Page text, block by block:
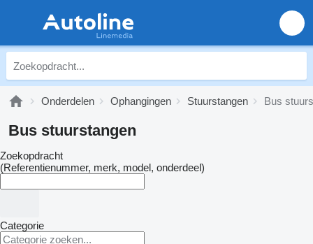
Onderdelen Ophangingen Stuurstangen Bus
Bus stuurstangen
Zoekopdracht
(Referentienummer, merk, model, onderdeel)
Categorie